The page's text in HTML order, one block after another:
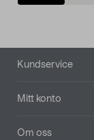
Sidfot
Kundservice
Mitt konto
Om oss